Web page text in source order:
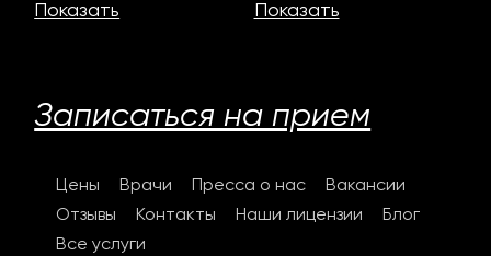
Показать Показать
Записаться на прием
Цены Врачи Пресса о нас
Вакансии
Отзывы
Контакты Наши лицензии
Блог
Все услуги